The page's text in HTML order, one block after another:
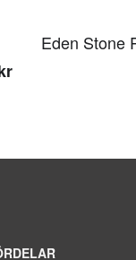
Eden Stone